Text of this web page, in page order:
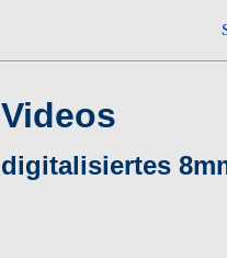
Videos
digitalisiertes